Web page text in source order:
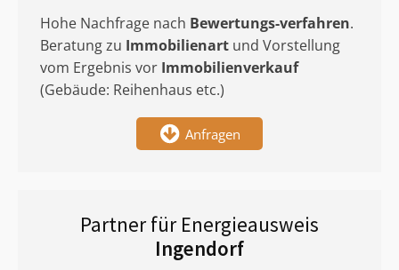
Hohe Nachfrage nach Bewertungs-verfahren.
Beratung zu Immobilienart und Vorstellung
vom Ergebnis vor Immobilienverkauf
(Gebäude: Reihenhaus etc.)
Anfragen
Partner für Energieausweis
Ingendorf